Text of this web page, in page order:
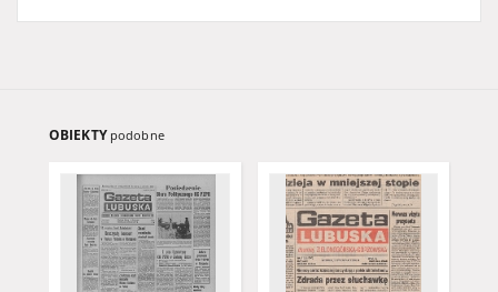
OBIEKTY podobne